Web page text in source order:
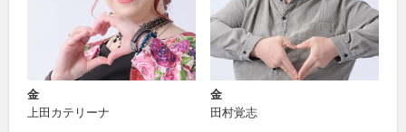
金
上田カテリーナ
金
田村覚志